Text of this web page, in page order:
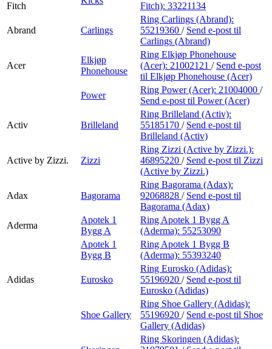
Fitch
Fitch): 33221134
Abrand Carlings
Ring Carlings (Abrand):
55219360 / Send e-post til
Carlings (Abrand)
Acer
Elkjøp
Phonehouse
Ring Elkjøp Phonehouse
(Acer): 21002121 / Send e-post
til Elkjøp Phonehouse (Acer)
Power
Ring Power (Acer): 21004000 /
Send e-post til Power (Acer)
Activ Brilleland
Ring Brilleland (Activ):
55185170 / Send e-post til
Brilleland (Activ)
Active by Zizzi. Zizzi
Ring Zizzi (Active by Zizzi.):
46895220 / Send e-post til Zizzi
(Active by Zizzi.)
Adax Bagorama
Ring Bagorama (Adax):
92068828 / Send e-post til
Bagorama (Adax)
Aderma
Apotek 1
Bygg A
Ring Apotek 1 Bygg A
(Aderma): 55253090
Apotek 1
Bygg B
Ring Apotek 1 Bygg B
(Aderma): 55393240
Adidas Eurosko
Ring Eurosko (Adidas):
55196920 / Send e-post til
Eurosko (Adidas)
Shoe Gallery
Ring Shoe Gallery (Adidas):
55196920 / Send e-post til Shoe
Gallery (Adidas)
Ring Skoringen (Adidas):